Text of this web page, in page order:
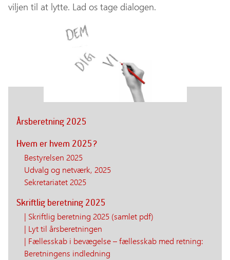
viljen til at lytte. Lad os tage dialogen.
Årsberetning 2025
Hvem er hvem 2025?
Bestyrelsen 2025
Udvalg og netværk, 2025
Sekretariatet 2025
Skriftlig beretning 2025
| Skriftlig beretning 2025 (samlet pdf)
| Lyt til årsberetningen
| Fællesskab i bevægelse – fællesskab med retning:
Beretningens indledning